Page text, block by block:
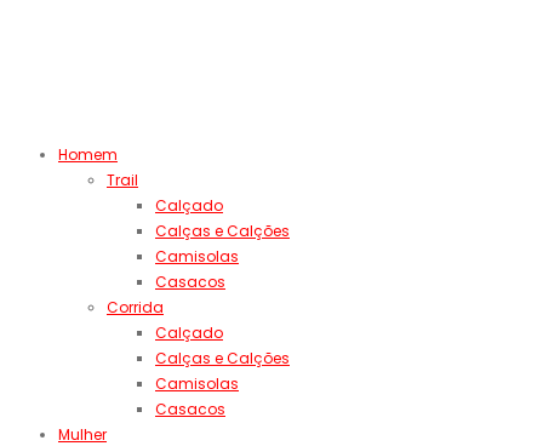
Homem
Trail
Calçado
Calças e Calções
Camisolas
Casacos
Corrida
Calçado
Calças e Calções
Camisolas
Casacos
Mulher